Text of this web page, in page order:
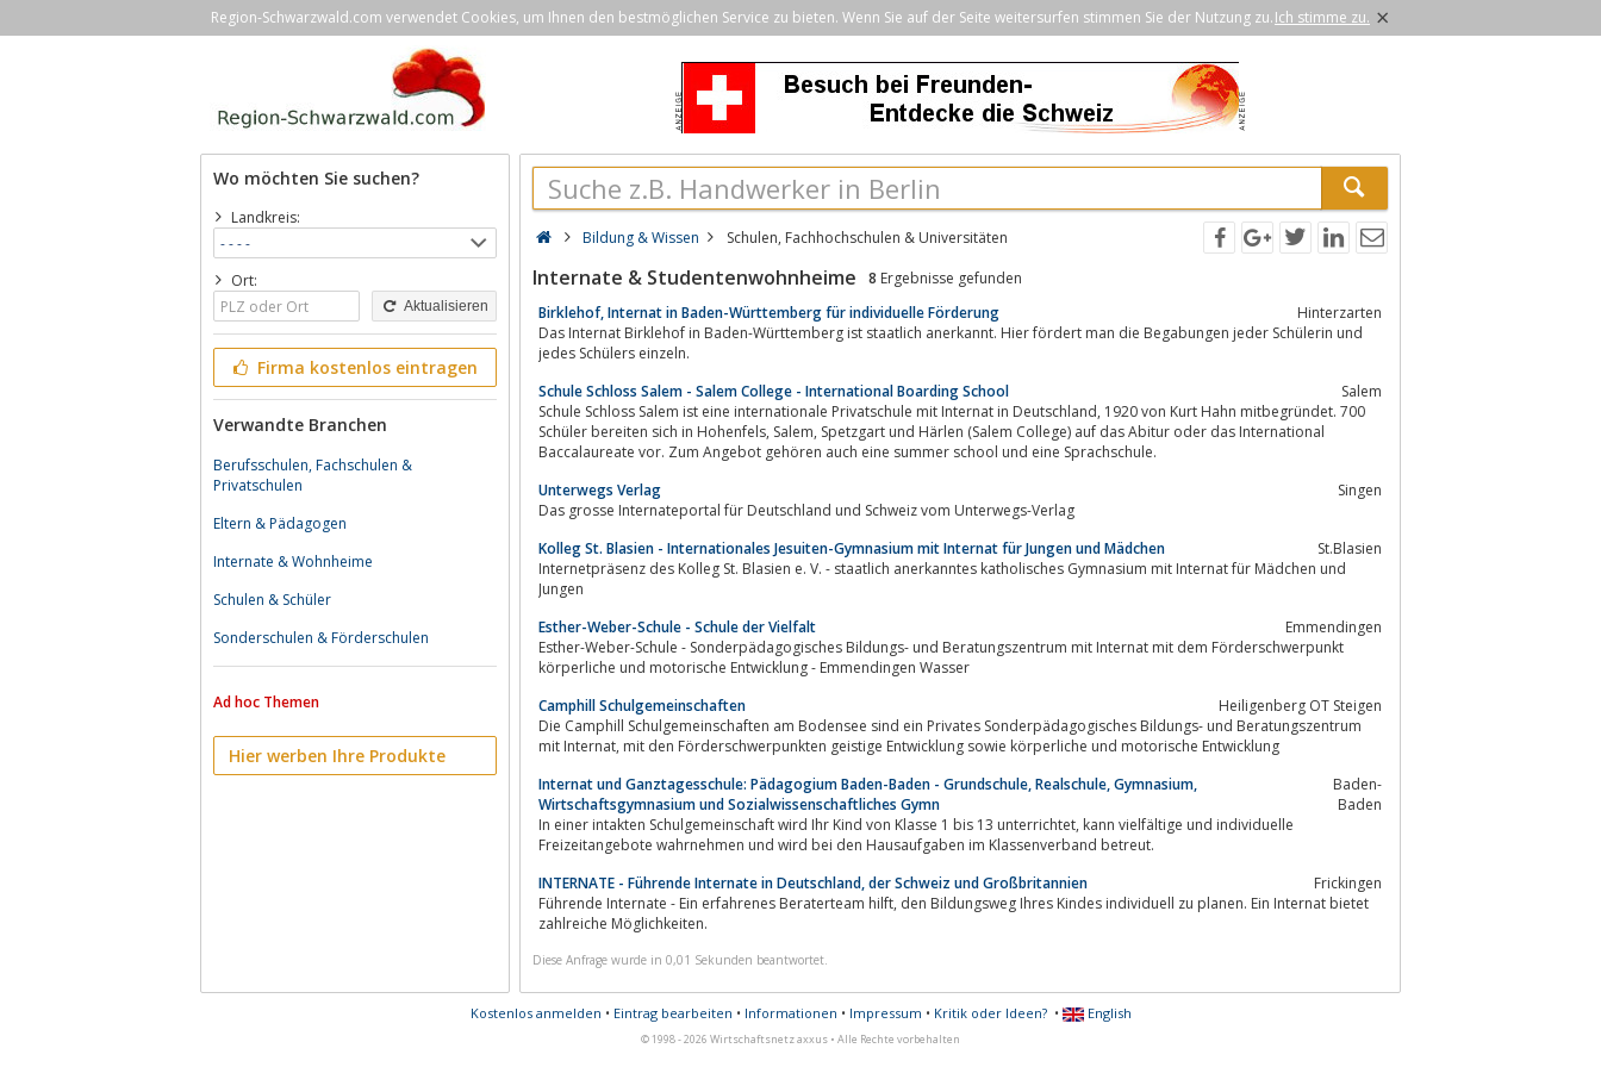
Region-Schwarzwald.com verwendet Cookies, um Ihnen den bestmöglichen Service zu bieten. Wenn Sie auf der Seite weitersurfen stimmen Sie der Nutzung zu.Ich stimme zu. ×
Wo möchten Sie suchen?
Landkreis:
Ort:
Aktualisieren
Firma kostenlos eintragen
Verwandte Branchen
Berufsschulen, Fachschulen &
Privatschulen
Eltern & Pädagogen
Internate & Wohnheime
Schulen & Schüler
Sonderschulen & Förderschulen
Ad hoc Themen
Hier werben Ihre Produkte
Bildung & Wissen Schulen, Fachhochschulen & Universitäten
Internate & Studentenwohnheime 8 Ergebnisse gefunden
Birklehof, Internat in Baden-Württemberg für individuelle Förderung
Hinterzarten
Das Internat Birklehof in Baden-Württemberg ist staatlich anerkannt. Hier fördert man die Begabungen jeder Schülerin und
jedes Schülers einzeln.
Schule Schloss Salem - Salem College - International Boarding School
Salem
Schule Schloss Salem ist eine internationale Privatschule mit Internat in Deutschland, 1920 von Kurt Hahn mitbegründet. 700
Schüler bereiten sich in Hohenfels, Salem, Spetzgart und Härlen (Salem College) auf das Abitur oder das International
Baccalaureate vor. Zum Angebot gehören auch eine summer school und eine Sprachschule.
Unterwegs Verlag
Singen
Das grosse Internateportal für Deutschland und Schweiz vom Unterwegs-Verlag
Kolleg St. Blasien - Internationales Jesuiten-Gymnasium mit Internat für Jungen und Mädchen
St.Blasien
Internetpräsenz des Kolleg St. Blasien e. V. - staatlich anerkanntes katholisches Gymnasium mit Internat für Mädchen und
Jungen
Esther-Weber-Schule - Schule der Vielfalt
Emmendingen
Esther-Weber-Schule - Sonderpädagogisches Bildungs- und Beratungszentrum mit Internat mit dem Förderschwerpunkt
körperliche und motorische Entwicklung - Emmendingen Wasser
Camphill Schulgemeinschaften
Heiligenberg OT Steigen
Die Camphill Schulgemeinschaften am Bodensee sind ein Privates Sonderpädagogisches Bildungs- und Beratungszentrum
mit Internat, mit den Förderschwerpunkten geistige Entwicklung sowie körperliche und motorische Entwicklung
Internat und Ganztagesschule: Pädagogium Baden-Baden - Grundschule, Realschule, Gymnasium,
Wirtschaftsgymnasium und Sozialwissenschaftliches Gymn
Baden-
Baden
In einer intakten Schulgemeinschaft wird Ihr Kind von Klasse 1 bis 13 unterrichtet, kann vielfältige und individuelle
Freizeitangebote wahrnehmen und wird bei den Hausaufgaben im Klassenverband betreut.
INTERNATE - Führende Internate in Deutschland, der Schweiz und Großbritannien
Frickingen
Führende Internate - Ein erfahrenes Beraterteam hilft, den Bildungsweg Ihres Kindes individuell zu planen. Ein Internat bietet
zahlreiche Möglichkeiten.
Diese Anfrage wurde in 0,01 Sekunden beantwortet.
Kostenlos anmelden • Eintrag bearbeiten • Informationen • Impressum • Kritik oder Ideen?• English
© 1998 - 2026 Wirtschaftsnetz axxus • Alle Rechte vorbehalten